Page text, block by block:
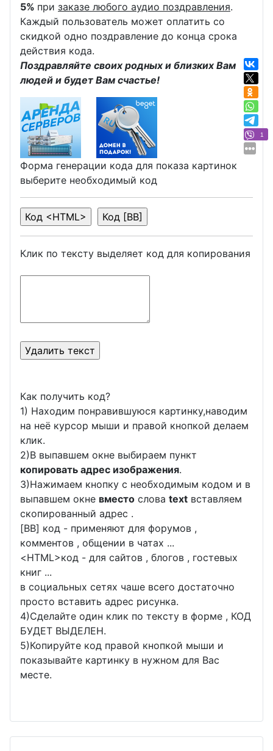
5% при заказе любого аудио поздравления.
Каждый пользователь может оплатить со
скидкой одно поздравление до конца срока
действия кода.
Поздравляйте своих родных и близких Вам
людей и будет Вам счастье!
1
Форма генерации кода для показа картинок
выберите необходимый код
Клик по тексту выделяет код для копирования
Как получить код?
1) Находим понравившуюся картинку,наводим
на неё курсор мыши и правой кнопкой делаем
клик.
2)В выпавшем окне выбираем пункт
копировать адрес изображения.
3)Нажимаем кнопку с необходимым кодом и в
выпавшем окне вместо слова text вставляем
скопированный адрес .
[BB] код - применяют для форумов ,
комментов , общении в чатах ...
<HTML>код - для сайтов , блогов , гостевых
книг ...
в социальных сетях чаше всего достаточно
просто вставить адрес рисунка.
4)Сделайте один клик по тексту в форме , КОД
БУДЕТ ВЫДЕЛЕН.
5)Копируйте код правой кнопкой мыши и
показывайте картинку в нужном для Вас
месте.